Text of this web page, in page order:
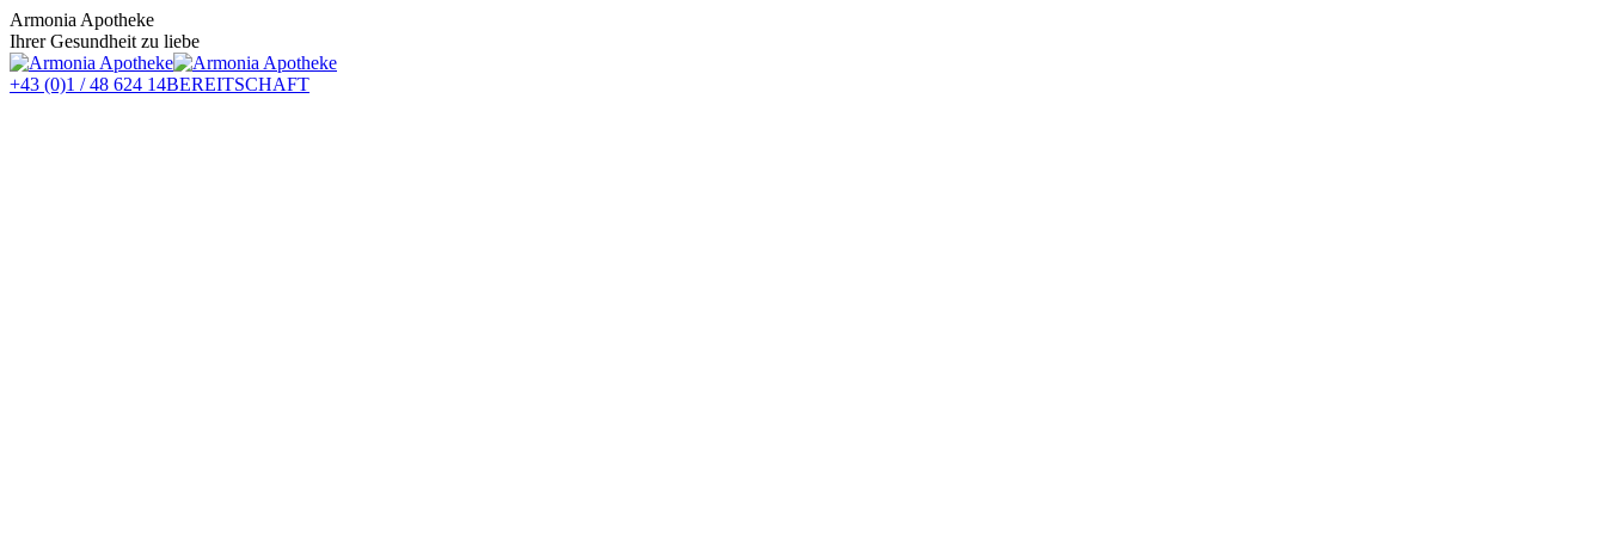
Zum
Inhalt
springen
Armonia Apotheke
Ihrer Gesundheit zu liebe
+43 (0)1 / 48 624 14BEREITSCHAFT